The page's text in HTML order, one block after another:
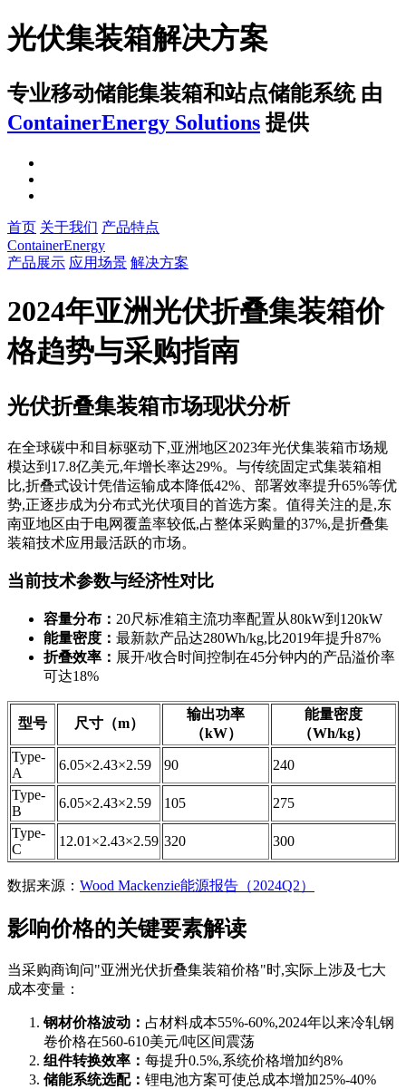
光伏集装箱解决方案
专业移动储能集装箱和站点储能系统 由
ContainerEnergy Solutions 提供
首页 关于我们 产品特点
ContainerEnergy
产品展示 应用场景 解决方案
2024年亚洲光伏折叠集装箱价
格趋势与采购指南
光伏折叠集装箱市场现状分析
在全球碳中和目标驱动下,亚洲地区2023年光伏集装箱市场规
模达到17.8亿美元,年增长率达29%。与传统固定式集装箱相
比,折叠式设计凭借运输成本降低42%、部署效率提升65%等优
势,正逐步成为分布式光伏项目的首选方案。值得关注的是,东
南亚地区由于电网覆盖率较低,占整体采购量的37%,是折叠集
装箱技术应用最活跃的市场。
当前技术参数与经济性对比
容量分布： 20尺标准箱主流功率配置从80kW到120kW
能量密度： 最新款产品达280Wh/kg,比2019年提升87%
折叠效率： 展开/收合时间控制在45分钟内的产品溢价率
可达18%
型号 尺寸（m）
输出功率
（kW）
能量密度
（Wh/kg）
Type-
A
6.05×2.43×2.59 90
240
Type-
B
6.05×2.43×2.59 105
275
Type-
C
12.01×2.43×2.59 320 300
数据来源： Wood Mackenzie能源报告（2024Q2）
影响价格的关键要素解读
当采购商询问"亚洲光伏折叠集装箱价格"时,实际上涉及七大
成本变量：
钢材价格波动： 占材料成本55%-60%,2024年以来冷轧钢
卷价格在560-610美元/吨区间震荡
组件转换效率： 每提升0.5%,系统价格增加约8%
储能系统选配： 锂电池方案可使总成本增加25%-40%